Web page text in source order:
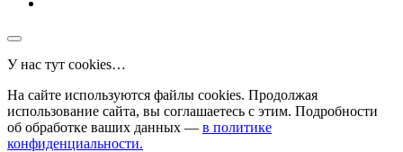
У нас тут cookies…
На сайте используются файлы cookies. Продолжая
использование сайта, вы соглашаетесь с этим. Подробности
об обработке ваших данных — в политике
конфиденциальности.